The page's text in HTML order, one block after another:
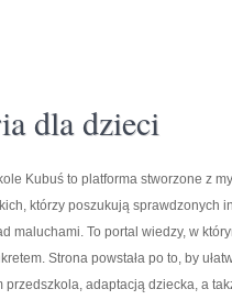
dla dzieci
Kubuś to platforma stworzone z
którzy poszukują sprawdzonych
maluchami. To portal wiedzy, w
Strona powstała po to, by
przedszkola, adaptacją dziecka, a